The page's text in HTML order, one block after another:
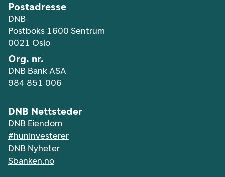
Postadresse
DNB
Postboks 1600 Sentrum
0021 Oslo
Org. nr.
DNB Bank ASA
984 851 006
DNB Nettsteder
DNB Eiendom
#huninvesterer
DNB Nyheter
Sbanken.no